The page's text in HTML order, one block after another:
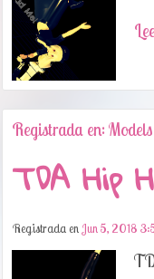
Registrada en: Models
TDA Hip
Registrada en Jun 5, 2018